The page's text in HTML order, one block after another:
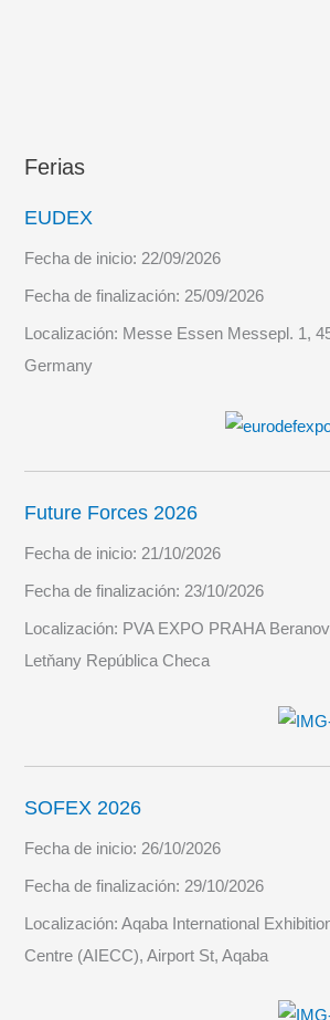
Ferias
EUDEX
Fecha de inicio:22/09/2026
Fecha de finalización:25/09/2026
Localización: Messe Essen Messepl. 1,
Germany
Future Forces 2026
Fecha de inicio: 21/10/2026
Fecha de finalización: 23/10/2026
Localización: PVA EXPO PRAHA
Letňany República Checa
SOFEX 2026
Fecha de inicio: 26/10/2026
Fecha de finalización: 29/10/2026
Localización:Aqaba International
Centre (AIECC), Airport St, Aqaba